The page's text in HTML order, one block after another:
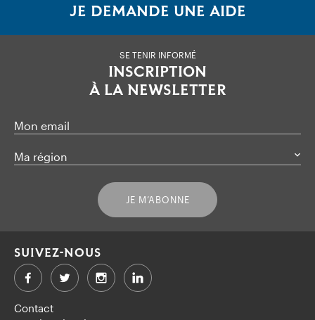
JE DEMANDE UNE AIDE
SE TENIR INFORMÉ
INSCRIPTION
À LA NEWSLETTER
Mon email
Ma région
JE M’ABONNE
Contact
SUIVEZ-NOUS
FacebookTwitter LinkedIn